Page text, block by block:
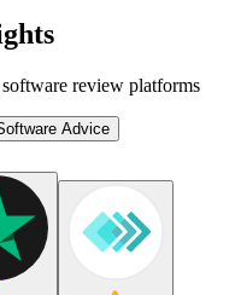
review platforms
Advice